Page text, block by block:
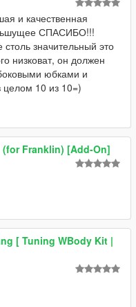
и качественная
СПАСИБО!!!
значительный это
низковат, он должен
юбками и
10 из 10=)
(for Franklin) [Add-On]
[ Tuning WBody Kit |